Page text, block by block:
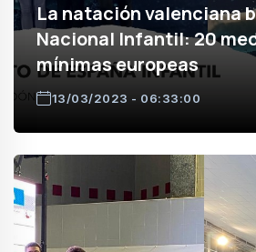
La natación valenciana
Nacional Infantil: 20
mínimas europeas
13/03/2023 - 06:33:00